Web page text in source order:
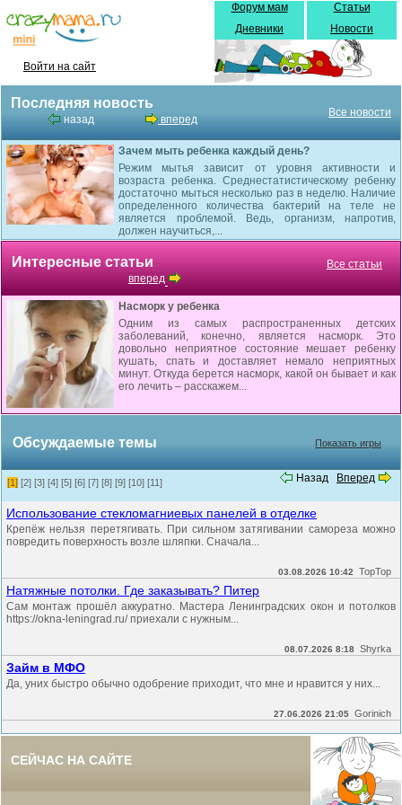
Войти на сайт
Форум мам
Дневники
Статьи
Новости
Последняя новость
назад вперед
Все новости
Зачем мыть ребенка каждый день?
Режим мытья зависит от уровня активности и
возраста ребенка. Среднестатистическому ребенку
достаточно мыться несколько раз в неделю. Наличие
определенного количества бактерий на теле не
является проблемой. Ведь, организм, напротив,
должен научиться,...
Интересные статьи
вперед
Все статьи
Насморк у ребенка
Одним из самых распространенных детских
заболеваний, конечно, является насморк. Это
довольно неприятное состояние мешает ребенку
кушать, спать и доставляет немало неприятных
минут. Откуда берется насморк, какой он бывает и как
его лечить – расскажем...
Обсуждаемые темы Показать игры
Назад Вперед
[1] [2] [3] [4] [5] [6] [7] [8] [9] [10] [11]
Использование стекломагниевых панелей в отделке
Крепёж нельзя перетягивать. При сильном затягивании самореза можно
повредить поверхность возле шляпки. Сначала...
03.08.2026 10:42 TopTop
Натяжные потолки. Где заказывать? Питер
Сам монтаж прошёл аккуратно. Мастера Ленинградских окон и потолков
https://okna-leningrad.ru/ приехали с нужным...
08.07.2026 8:18 Shyrka
Займ в МФО
Да, уних быстро обычно одобрение приходит, что мне и нравится у них...
27.06.2026 21:05 Gorinich
СЕЙЧАС НА САЙТЕ